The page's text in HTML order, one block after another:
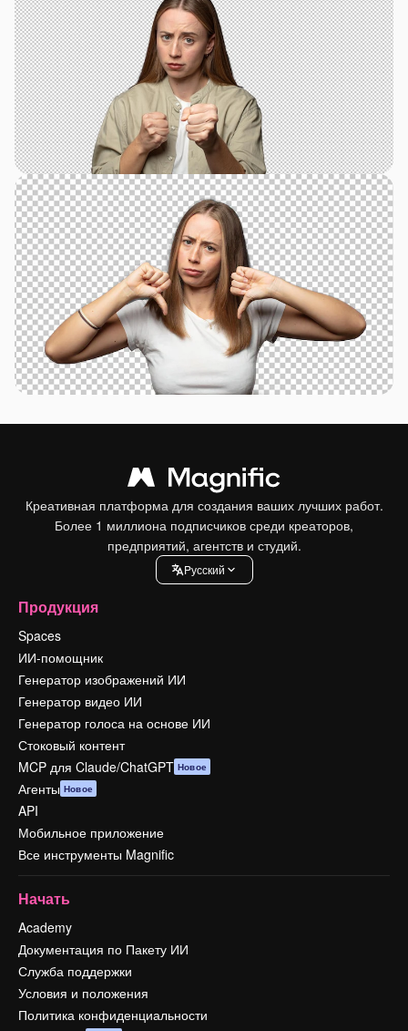
Креативная платформа для создания ваших лучших работ.
Более 1 миллиона подписчиков среди креаторов,
предприятий, агентств и студий.
Pусский
Продукция
Spaces
ИИ-помощник
Генератор изображений ИИ
Генератор видео ИИ
Генератор голоса на основе ИИ
Стоковый контент
MCP для Claude/ChatGPT Новое
Агенты Новое
API
Мобильное приложение
Все инструменты Magnific
Начать
Academy
Документация по Пакету ИИ
Служба поддержки
Условия и положения
Политика конфиденциальности